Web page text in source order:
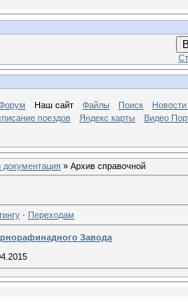
Наш сайт Файлы Поиск
поездов Яндекс карты Видео
документация » Архив справочной
· Переходам
Завода